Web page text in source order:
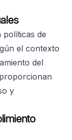
políticas de
el contexto
del
y